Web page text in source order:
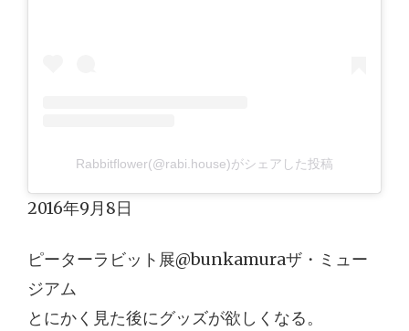
Rabbitflower(@rabi.house)がシェアした投稿
2016年9月8日
ピーターラビット展@bunkamuraザ・ミュー
ジアム
とにかく見た後にグッズが欲しくなる。